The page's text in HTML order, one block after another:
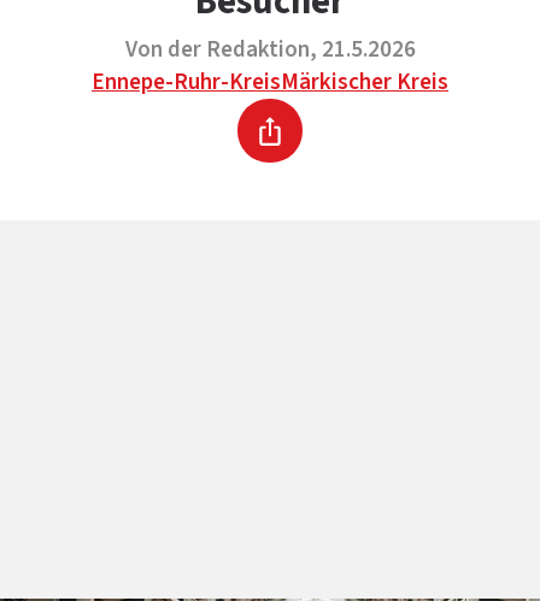
Von der Redaktion, 21.5.2026
Ennepe-Ruhr-KreisMärkischer Kreis